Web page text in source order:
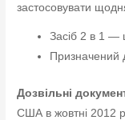
застосовувати
Засіб 2 в 1 —
Призначений
Дозвільні
США в жовтні 2012